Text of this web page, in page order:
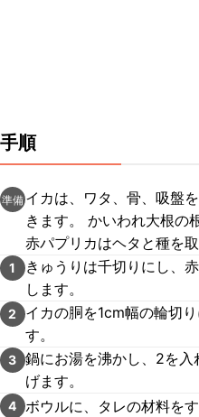
手順
準備 イカは、ワタ、骨、吸盤
きます。 かいわれ大根の
赤パプリカはヘタと種を取
1
きゅうりは千切りにし、
します。
2
イカの胴を1cm幅の輪切
す。
3 鍋にお湯を沸かし、2を
げます。
4 ボウルに、タレの材料を